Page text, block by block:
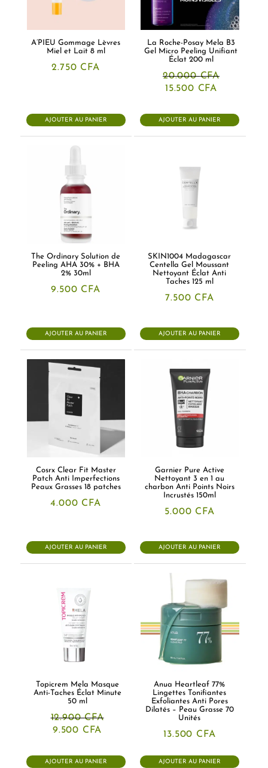
A’PIEU Gommage Lèvres
Miel et Lait 8 ml
2.750 CFA
AJOUTER AU PANIER
La Roche-Posay Mela B3
Gel Micro Peeling Unifiant
Éclat 200 ml
20.000CFA
Le
était :
20.000 CFA.
15.500 CFA
est :
15.500
AJOUTER AU PANIER
The Ordinary Solution de
Peeling AHA 30% + BHA
2% 30ml
9.500 CFA
AJOUTER AU PANIER
SKIN1004 Madagascar
Centella Gel Moussant
Nettoyant Éclat Anti
Taches 125 ml
7.500 CFA
AJOUTER AU PANIER
Cosrx Clear Fit Master
Patch Anti Imperfections
Peaux Grasses 18 patches
4.000 CFA
AJOUTER AU PANIER
Garnier Pure Active
Nettoyant 3 en 1 au
charbon Anti Points Noirs
Incrustés 150ml
5.000 CFA
AJOUTER AU PANIER
Topicrem Mela Masque
Anti-Taches Éclat Minute
50 ml
12.900CFA
Le
était :
9.500 CFA
est :
AJOUTER AU PANIER
Anua Heartleaf 77%
Lingettes Tonifiantes
Exfoliantes Anti Pores
Dilatés – Peau Grasse 70
Unités
13.500 CFA
AJOUTER AU PANIER